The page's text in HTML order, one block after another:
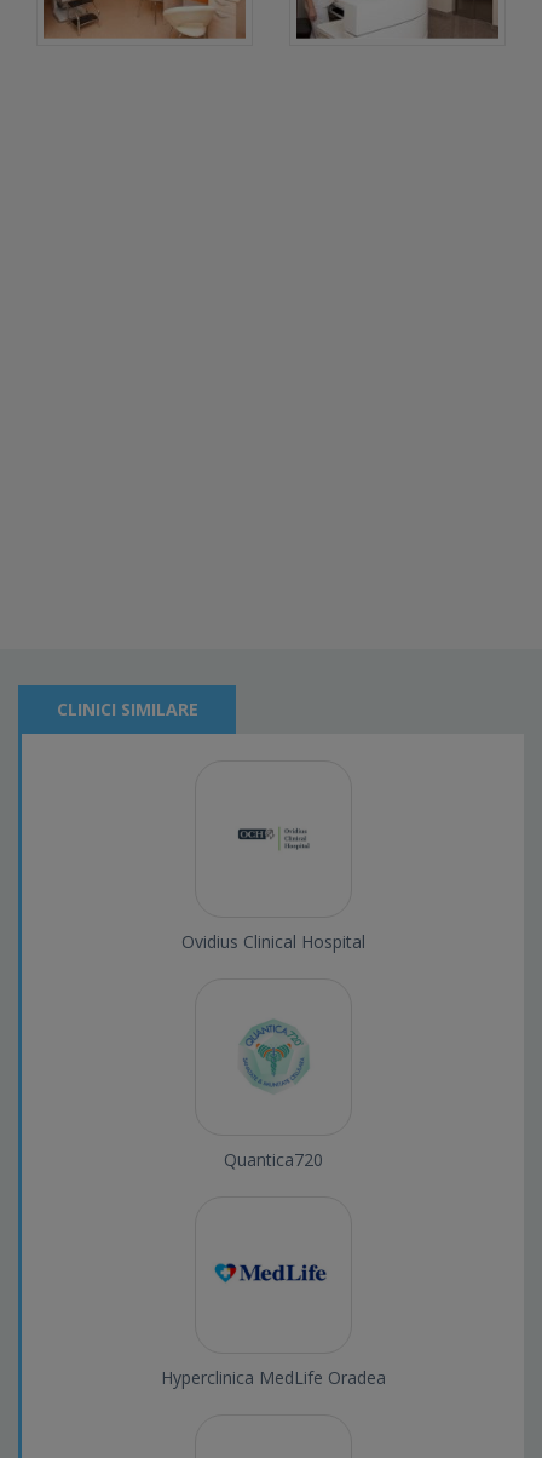
CLINICI SIMILARE
Ovidius Clinical Hospital
Quantica720
Hyperclinica MedLife Oradea